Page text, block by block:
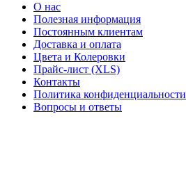
О нас
Полезная информация
Постоянным клиентам
Доставка и оплата
Цвета и Колеровки
Прайс-лист (XLS)
Контакты
Политика конфиденциальности
Вопросы и ответы